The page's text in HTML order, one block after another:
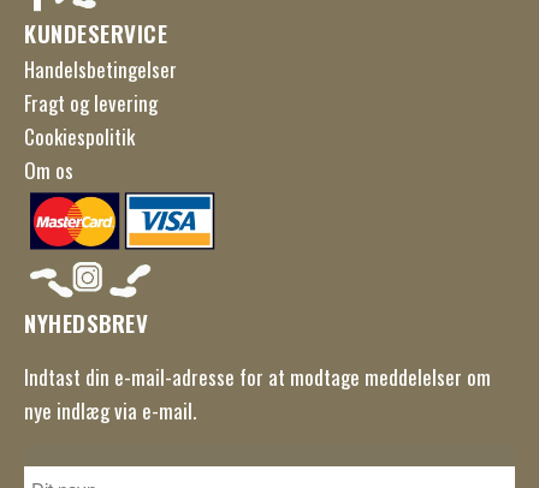
KUNDESERVICE
Handelsbetingelser
Fragt og levering
Cookiespolitik
Om os
NYHEDSBREV
Indtast din e-mail-adresse for at modtage meddelelser om
nye indlæg via e-mail.